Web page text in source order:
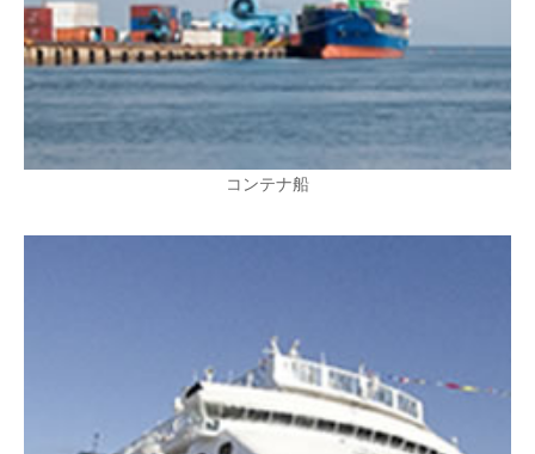
コンテナ船